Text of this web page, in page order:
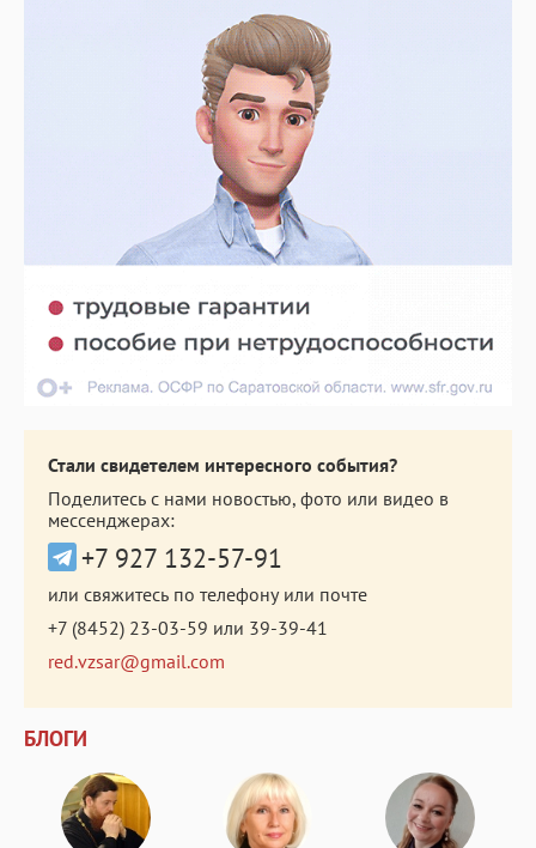
Стали свидетелем интересного события?
Поделитесь с нами новостью, фото или видео в
мессенджерах:
+7 927 132-57-91
или свяжитесь по телефону или почте
+7 (8452) 23-03-59 или 39-39-41
red.vzsar@gmail.com
БЛОГИ